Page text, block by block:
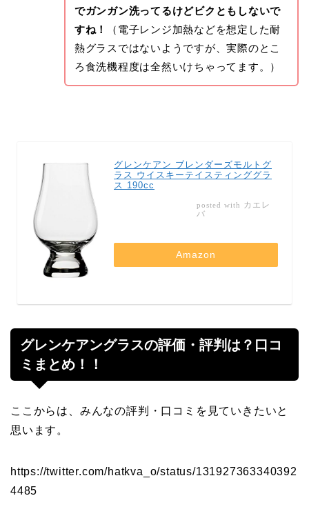
でガンガン洗ってるけどビクともしないで
すね！
（電子レンジ加熱などを想定した耐
熱グラスではないようですが、実際のとこ
ろ食洗機程度は全然いけちゃってます。）
グレンケアン ブレンダーズモルトグ
ラス ウイスキーテイスティンググラ
ス 190cc
posted with カエレ
バ
Amazon
グレンケアングラスの評価・評判は？口コ
ミまとめ！！
ここからは、みんなの評判・口コミを見ていきたいと
思います。
https://twitter.com/hatkva_o/status/131927363340392
4485